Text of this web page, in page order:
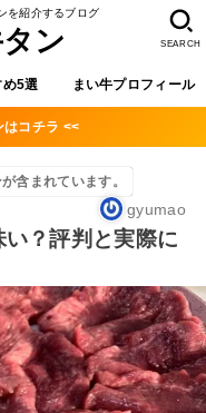
を紹介するブログ
ン
め5選 まい牛プロフィール
SEARCH
はコチラ <<
含まれています。
gyumao
？評判と実際に